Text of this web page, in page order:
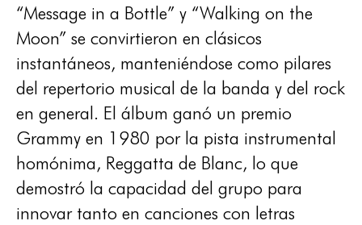
“Message in a Bottle” y “Walking on the
Moon” se convirtieron en clásicos
instantáneos, manteniéndose como pilares
del repertorio musical de la banda y del rock
en general. El álbum ganó un premio
Grammy en 1980 por la pista instrumental
homónima, Reggatta de Blanc, lo que
demostró la capacidad del grupo para
innovar tanto en canciones con letras